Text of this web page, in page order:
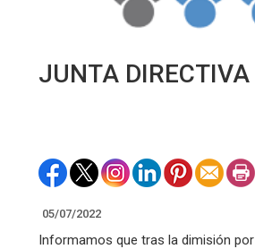
JUNTA DIRECTIVA
05/07/2022
Informamos que tras la dimisión